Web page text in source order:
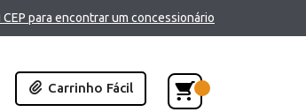
CEP para encontrar um concessionário
Carrinho Fácil